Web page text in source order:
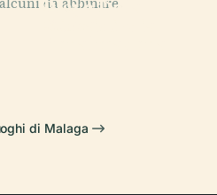
Playa De la
PLACE
di Malaga